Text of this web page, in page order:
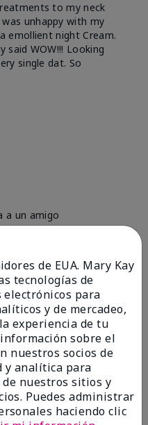
to my neck
unhappy with my
emollient night Cream.
said WOW!!! Looking
single dat. So
a un amigo
esta
emollient
de EUA. Mary Kay
tecnologías de
para
y de mercadeo,
experiencia de tu
sobre el
nuestros socios de
y analítica para
nuestros sitios y
Puedes administrar
haciendo clic